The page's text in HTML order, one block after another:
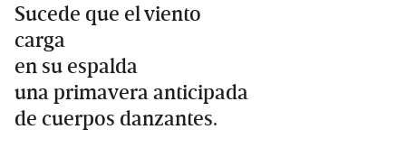
Sucede que el viento
carga
en su espalda
una primavera anticipada
de cuerpos danzantes.